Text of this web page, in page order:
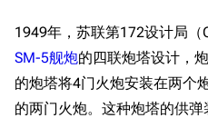
1949年，苏联第172设计局（
SM-5舰炮的四联炮塔设计，
的炮塔将4门火炮安装在两个
的两门火炮。这种炮塔的供